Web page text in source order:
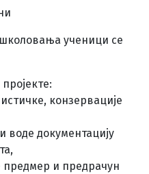
ученици се
конзервације
воде документацију
предмер и предрачун